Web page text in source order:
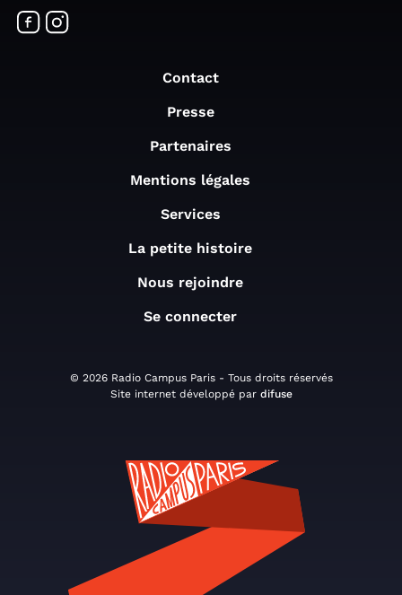
Contact
Presse
Partenaires
Mentions légales
Services
La petite histoire
Nous rejoindre
Se connecter
© 2026 Radio Campus Paris - Tous droits réservés
Site internet développé par difuse